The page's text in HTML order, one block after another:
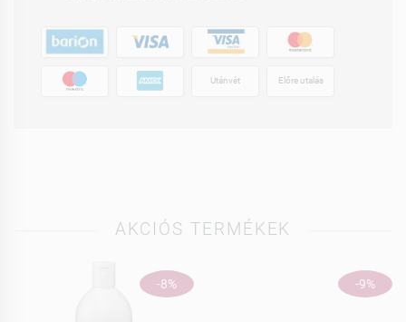
Utánvét Előre utalás
AKCIÓS TERMÉKEK
-8% -9%